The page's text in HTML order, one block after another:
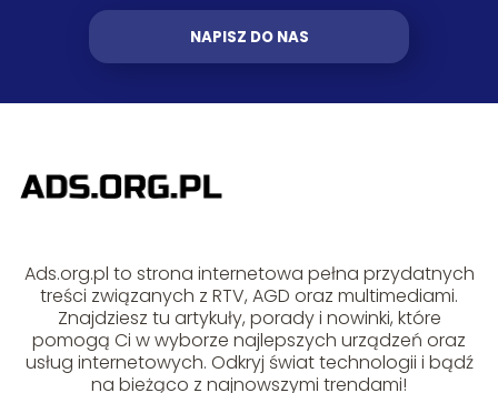
NAPISZ DO NAS
Ads.org.pl to strona internetowa pełna przydatnych
treści związanych z RTV, AGD oraz multimediami.
Znajdziesz tu artykuły, porady i nowinki, które
pomogą Ci w wyborze najlepszych urządzeń oraz
usług internetowych. Odkryj świat technologii i bądź
na bieżąco z najnowszymi trendami!